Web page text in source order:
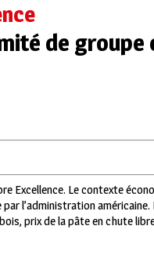
de groupe
Excellence. Le contexte
l’administration américaine.
prix de la pâte en chute